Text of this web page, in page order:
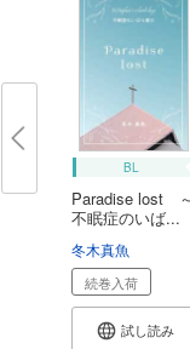
BL
Paradise lost ～
不眠症のいば...
冬木真魚
続巻入荷
試し読み